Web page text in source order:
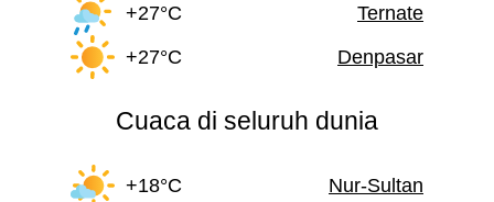
+27°C
Ternate
+27°C
Denpasar
Cuaca di seluruh dunia
+18°C Nur-Sultan